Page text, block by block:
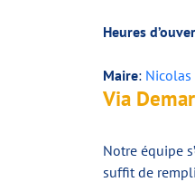
Heures
Maire:
Via
Notre équipe
suffit de